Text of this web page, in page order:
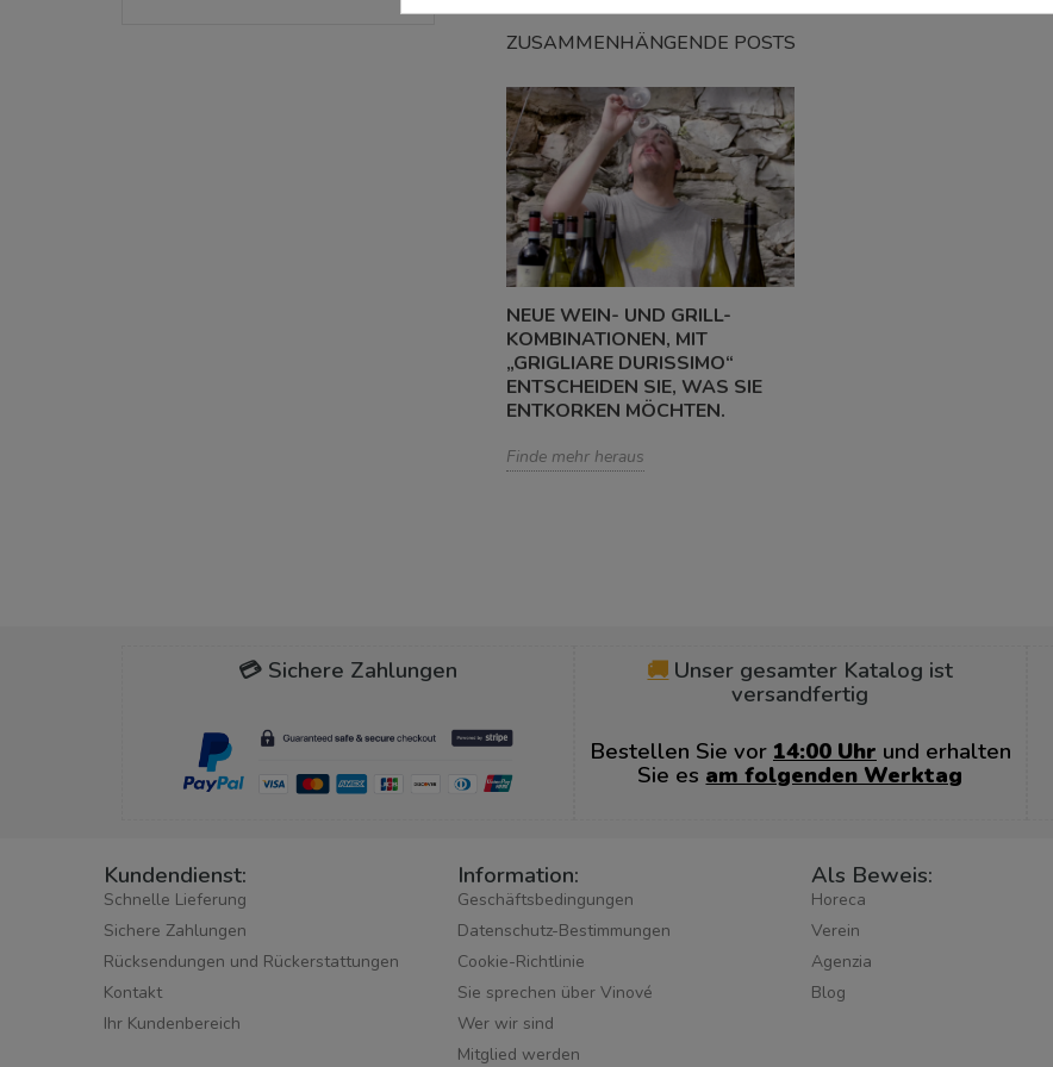
ZUSAMMENHÄNGENDE POSTS
NEUE WEIN- UND GRILL-
KOMBINATIONEN, MIT
„GRIGLIARE DURISSIMO“
ENTSCHEIDEN SIE, WAS SIE
ENTKORKEN MÖCHTEN.
Finde mehr heraus
💳 Sichere Zahlungen 🚚 Unser gesamter Katalog ist
versandfertig
Bestellen Sie vor 14:00 Uhr und erhalten
Sie es am folgenden Werktag
Kundendienst:
Schnelle Lieferung
Sichere Zahlungen
Rücksendungen und Rückerstattungen
Kontakt
Ihr Kundenbereich
Information:
Geschäftsbedingungen
Datenschutz-Bestimmungen
Cookie-Richtlinie
Sie sprechen über Vinové
Wer wir sind
Mitglied werden
Als Beweis:
Horeca
Verein
Agenzia
Blog